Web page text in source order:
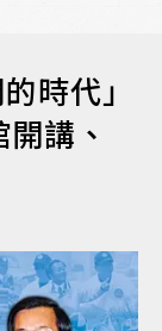
時代」
講、